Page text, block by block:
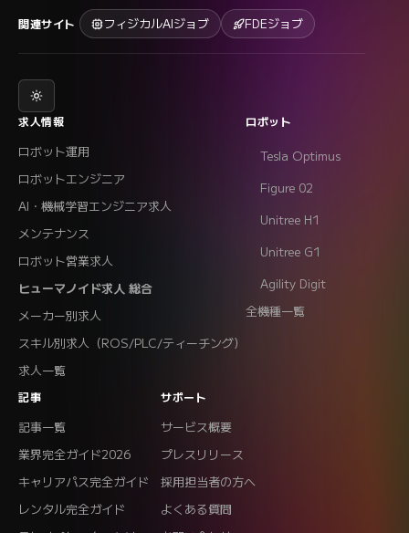
関連サイト フィジカルAIジョブ FDEジョブ
求人情報
ロボット運用
ロボットエンジニア
AI・機械学習エンジニア求人
メンテナンス
ロボット営業求人
ヒューマノイド求人 総合
メーカー別求人
スキル別求人（ROS/PLC/ティーチング）
求人一覧
ロボット
Tesla Optimus
Figure 02
Unitree H1
Unitree G1
Agility Digit
全機種一覧
記事
記事一覧
業界完全ガイド2026
キャリアパス完全ガイド
レンタル完全ガイド
サポート
サービス概要
プレスリリース
採用担当者の方へ
よくある質問